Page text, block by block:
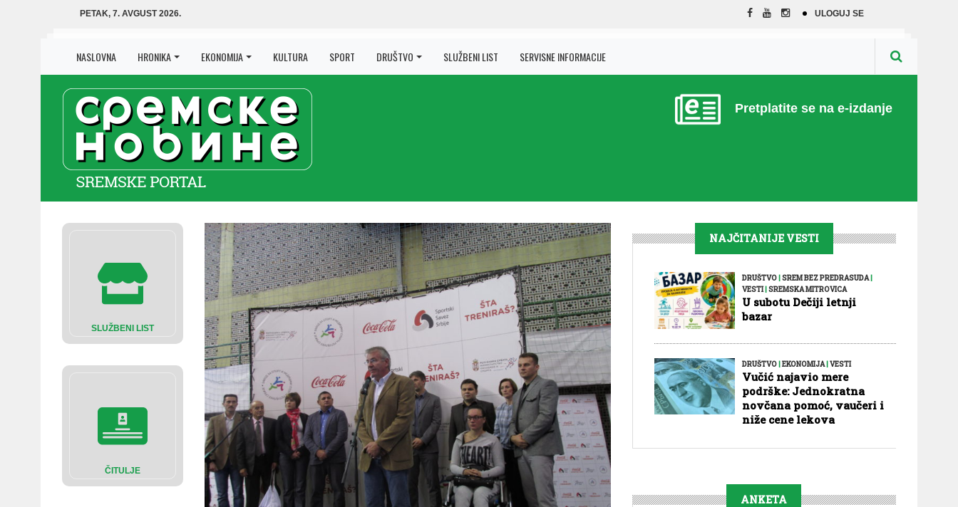
PETAK, 7. AVGUST 2026. ULOGUJ SE
NASLOVNA HRONIKA EKONOMIJA KULTURA SPORT DRUŠTVO SLUŽBENI LIST SERVISNE INFORMACIJE
Pretplatite se na e-izdanje
SLUŽBENI LIST
ČITULJE
NAJČITANIJE VESTI
DRUŠTVO|SREM BEZ PREDRASUDA|
VESTI|SREMSKA MITROVICA
U subotu Dečiji letnji
bazar
DRUŠTVO|EKONOMIJA|VESTI
Vučić najavio mere
podrške: Jednokratna
novčana pomoć, vaučeri i
niže cene lekova
ANKETA